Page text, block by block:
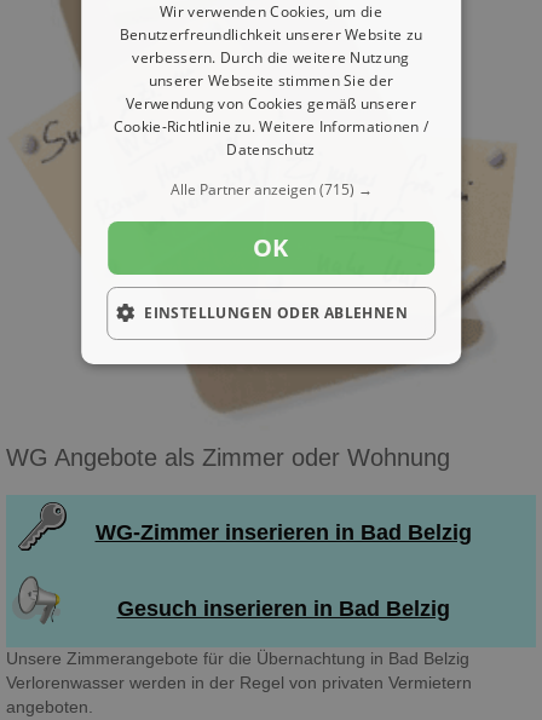
WG Angebote als Zimmer oder Wohnung
WG-Zimmer inserieren in Bad Belzig
Gesuch inserieren in Bad Belzig
Unsere Zimmerangebote für die Übernachtung in Bad Belzig
Verlorenwasser werden in der Regel von privaten Vermietern
angeboten.
Wir verwenden Cookies, um die
Benutzerfreundlichkeit unserer Website zu
verbessern. Durch die weitere Nutzung
unserer Webseite stimmen Sie der
Verwendung von Cookies gemäß unserer
Cookie-Richtlinie zu.Weitere Informationen /
Datenschutz
Alle Partner anzeigen(715) →
OK
EINSTELLUNGEN ODER ABLEHNEN